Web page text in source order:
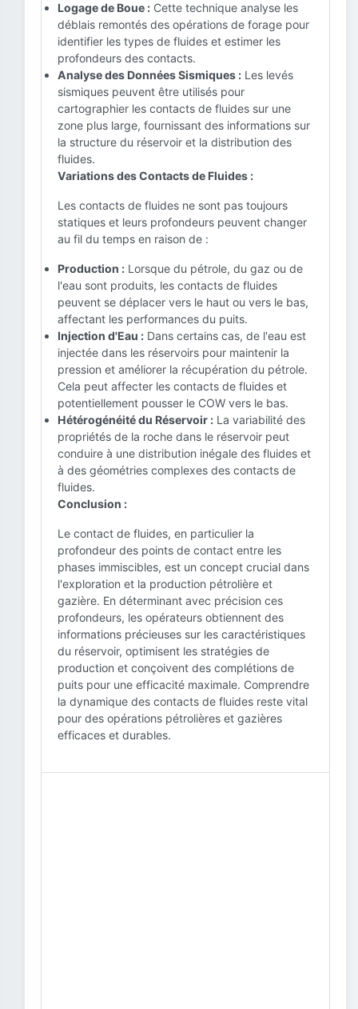
Logage de Boue : Cette technique analyse les
déblais remontés des opérations de forage pour
identifier les types de fluides et estimer les
profondeurs des contacts.
Analyse des Données Sismiques : Les levés
sismiques peuvent être utilisés pour
cartographier les contacts de fluides sur une
zone plus large, fournissant des informations sur
la structure du réservoir et la distribution des
fluides.
Variations des Contacts de Fluides :
Les contacts de fluides ne sont pas toujours
statiques et leurs profondeurs peuvent changer
au fil du temps en raison de :
Production : Lorsque du pétrole, du gaz ou de
l'eau sont produits, les contacts de fluides
peuvent se déplacer vers le haut ou vers le bas,
affectant les performances du puits.
Injection d'Eau : Dans certains cas, de l'eau est
injectée dans les réservoirs pour maintenir la
pression et améliorer la récupération du pétrole.
Cela peut affecter les contacts de fluides et
potentiellement pousser le COW vers le bas.
Hétérogénéité du Réservoir : La variabilité des
propriétés de la roche dans le réservoir peut
conduire à une distribution inégale des fluides et
à des géométries complexes des contacts de
fluides.
Conclusion :
Le contact de fluides, en particulier la
profondeur des points de contact entre les
phases immiscibles, est un concept crucial dans
l'exploration et la production pétrolière et
gazière. En déterminant avec précision ces
profondeurs, les opérateurs obtiennent des
informations précieuses sur les caractéristiques
du réservoir, optimisent les stratégies de
production et conçoivent des complétions de
puits pour une efficacité maximale. Comprendre
la dynamique des contacts de fluides reste vital
pour des opérations pétrolières et gazières
efficaces et durables.